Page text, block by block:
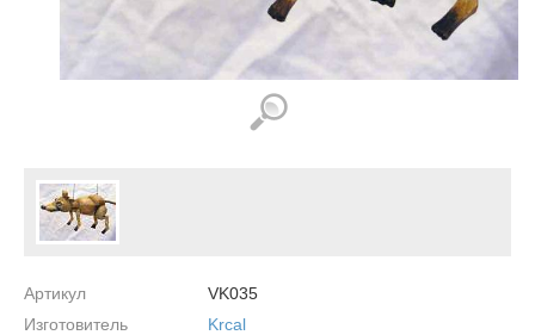
Артикул
VK035
Изготовитель
Krcal